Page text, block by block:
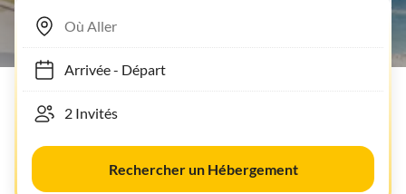
Arrivée- Départ
Rechercher un Hébergement